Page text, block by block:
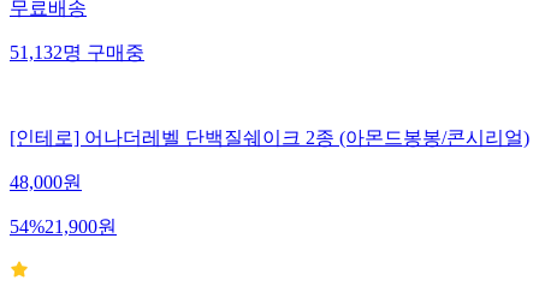
무료배송
51,132명구매중
[인테로] 어나더레벨 단백질쉐이크 2종 (아몬드봉봉/콘시리얼)
48,000원
54%21,900원